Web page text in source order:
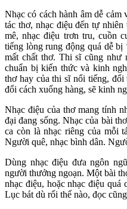
Nhạc có cách hành âm dễ cảm
tác thơ, nhạc điệu đến tự
mê, nhạc điệu trơn tru, cuồn
tiếng lòng rung động quá dễ bị
mất chất thơ. Thi sĩ cũng như
chuẩn bị kiến thức và kinh
thơ hay của thi sĩ nổi tiếng, đổi
đổi cách xuống hàng, sẽ kinh
Nhạc điệu của thơ mang tính
đại đang sống. Nhạc của bài
ca còn là nhạc riêng của mỗi
Người quê, nhạc bình dân.
Dùng nhạc điệu đưa ngôn
người thưởng ngoạn. Một bài
nhạc điệu, hoặc nhạc điệu quá
Lục bát dù rối thế nào, đọc